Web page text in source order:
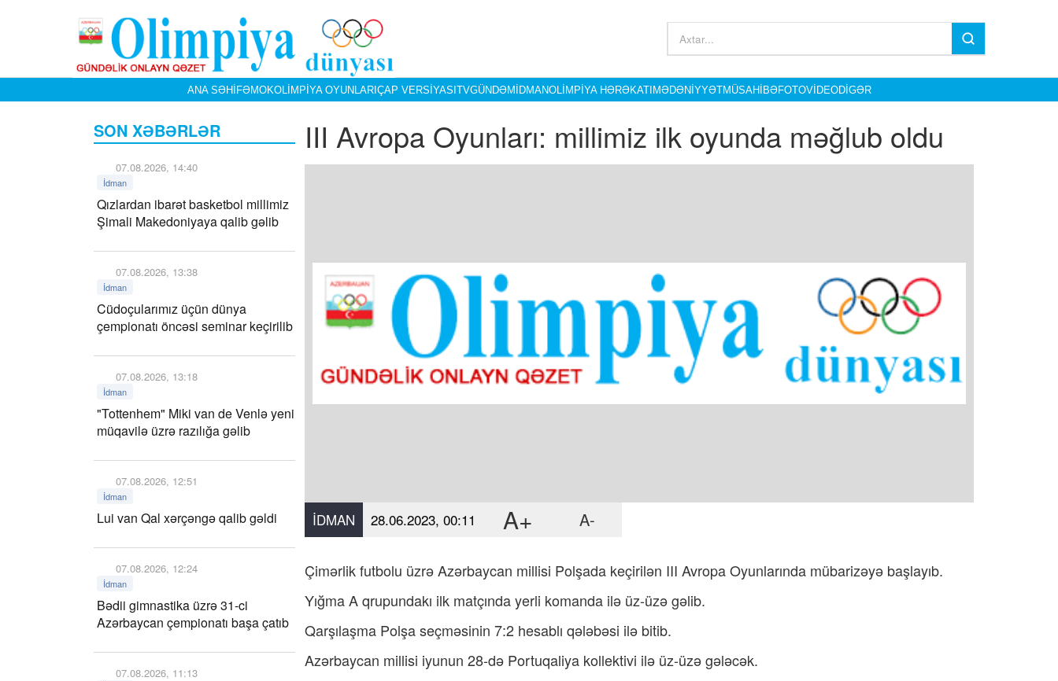
ANA SƏHIFƏMOKOLIMPIYA OYUNLARIÇAP VERSIYASITVGÜNDƏMİDMANOLIMPIYA HƏRƏKATIMƏDƏNIYYƏTMÜSAHIBƏFOTOVIDEODIGƏR
SON XƏBƏRLƏR
07.08.2026, 14:40
İdman
Qızlardan ibarət basketbol millimiz
Şimali Makedoniyaya qalib gəlib
07.08.2026, 13:38
İdman
Cüdoçularımız üçün dünya
çempionatı öncəsi seminar keçirilib
07.08.2026, 13:18
İdman
"Tottenhem" Miki van de Venlə yeni
müqavilə üzrə razılığa gəlib
07.08.2026, 12:51
İdman
Lui van Qal xərçəngə qalib gəldi
07.08.2026, 12:24
İdman
Bədii gimnastika üzrə 31-ci
Azərbaycan çempionatı başa çatıb
07.08.2026, 11:13
III Avropa Oyunları: millimiz ilk oyunda məğlub oldu
İDMAN 28.06.2023, 00:11 A+ A-
Çimərlik futbolu üzrə Azərbaycan millisi Polşada keçirilən III Avropa Oyunlarında mübarizəyə başlayıb.
Yığma A qrupundakı ilk matçında yerli komanda ilə üz-üzə gəlib.
Qarşılaşma Polşa seçməsinin 7:2 hesablı qələbəsi ilə bitib.
Azərbaycan millisi iyunun 28-də Portuqaliya kollektivi ilə üz-üzə gələcək.